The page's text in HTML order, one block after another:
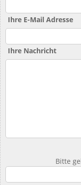
Ihre E-Mail Adresse
Ihre Nachricht
Bitte